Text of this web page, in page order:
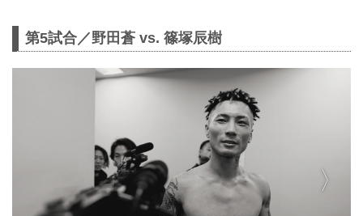
第5試合／野田蒼 vs. 篠塚辰樹